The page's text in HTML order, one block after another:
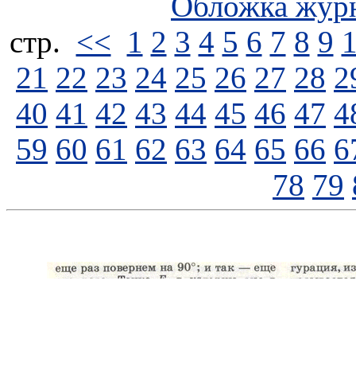
стp. << 1 2 3 4 5 6 7 8 9
21 22 23 24 25 26 27 28
40 41 42 43 44 45 46 47
59 60 61 62 63 64 65 66
78 79